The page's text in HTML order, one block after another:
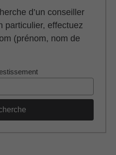
d’un conseiller
particulier, effectuez
(prénom, nom de